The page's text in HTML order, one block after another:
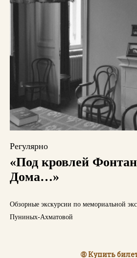
Регулярно
«Под кровлей
Дома…»
Обзорные экскурсии по мемориальной
Пуниных-Ахматовой
➇ Купить